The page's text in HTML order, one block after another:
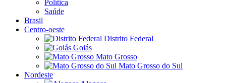
Política
Saúde
Brasil
Centro-oeste
Distrito Federal
Goiás
Mato Grosso
Mato Grosso do Sul
Nordeste